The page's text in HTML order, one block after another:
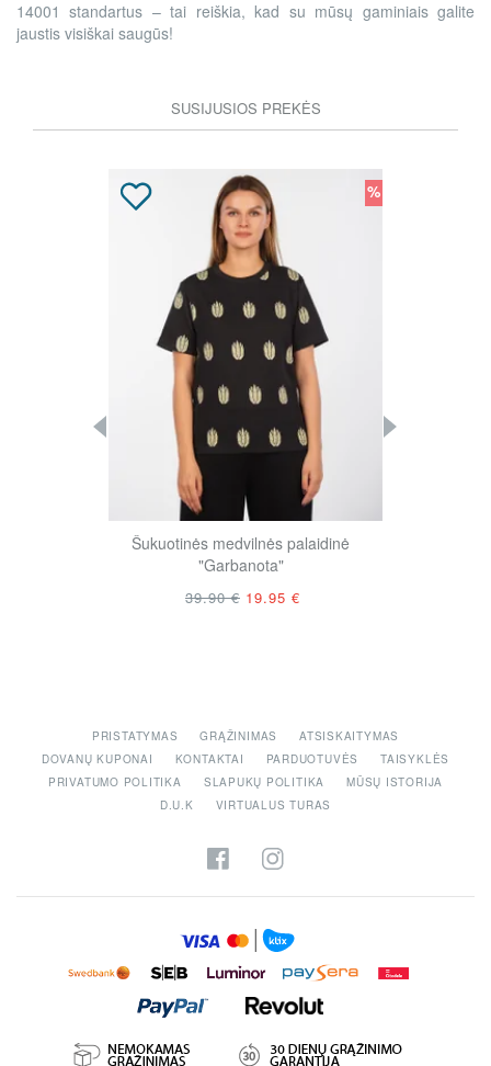
14001 standartus – tai reiškia, kad su mūsų gaminiais galite
jaustis visiškai saugūs!
SUSIJUSIOS PREKĖS
%
Šukuotinės medvilnės palaidinė
"Garbanota"
39.90 € 19.95 €
PRISTATYMAS GRĄŽINIMAS
ATSISKAITYMAS
DOVANŲ KUPONAI
KONTAKTAI PARDUOTUVĖS
TAISYKLĖS
PRIVATUMO POLITIKA
SLAPUKŲ POLITIKA
MŪSŲ ISTORIJA
D.U.K
VIRTUALUS TURAS